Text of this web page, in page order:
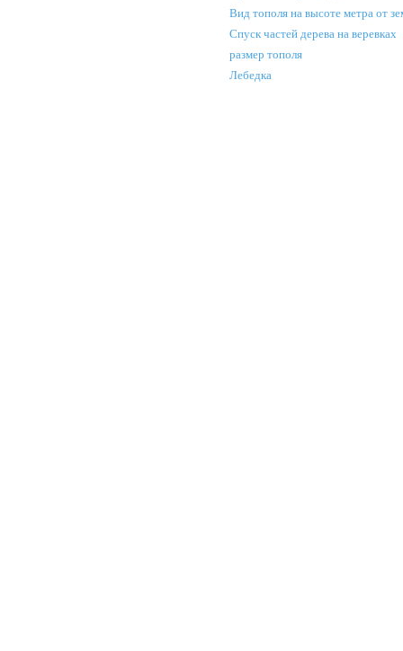
Вид тополя на высоте метра от
Спуск частей дерева на веревках
размер тополя
Лебедка